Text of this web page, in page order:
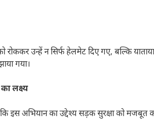
रोककर उन्हें न सिर्फ हेलमेट दिए गए, बल्कि
गया।
लक्ष्य
कि इस अभियान का उद्देश्य सड़क सुरक्षा को मजबूत